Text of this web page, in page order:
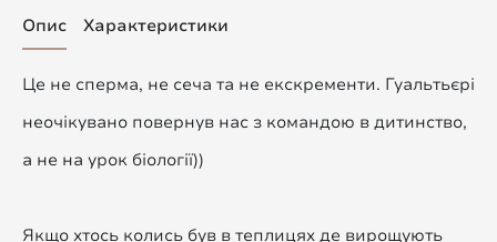
Опис Характеристики
Це не сперма, не сеча та не екскременти. Гуальтьєрі
неочікувано повернув нас з командою в дитинство,
а не на урок біології))
Якщо хтось колись був в теплицях де вирощують